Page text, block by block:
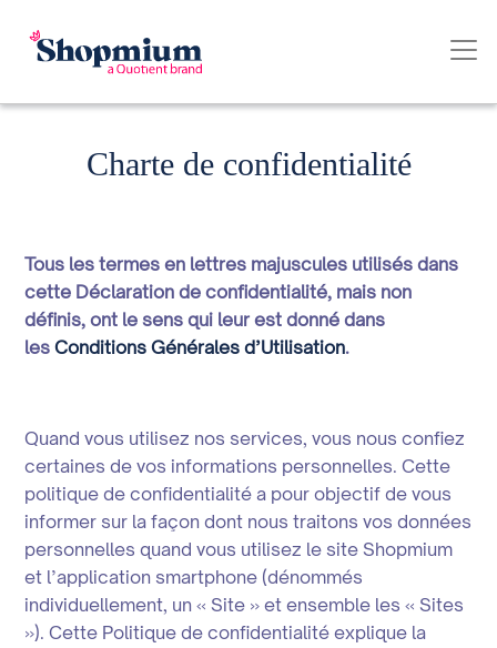
Charte de confidentialité
Tous les termes en lettres majuscules utilisés dans
cette Déclaration de confidentialité, mais non
définis, ont le sens qui leur est donné dans
lesConditions Générales d’Utilisation.
Quand vous utilisez nos services, vous nous confiez
certaines de vos informations personnelles. Cette
politique de confidentialité a pour objectif de vous
informer sur la façon dont nous traitons vos données
personnelles quand vous utilisez le site Shopmium
et l’application smartphone (dénommés
individuellement, un « Site » et ensemble les « Sites
»). Cette Politique de confidentialité explique la